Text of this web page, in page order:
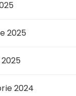
2025
2024